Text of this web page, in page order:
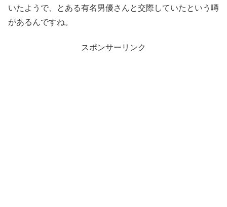
いたようで、とある有名男優さんと交際していたという噂
があるんですね。
スポンサーリンク